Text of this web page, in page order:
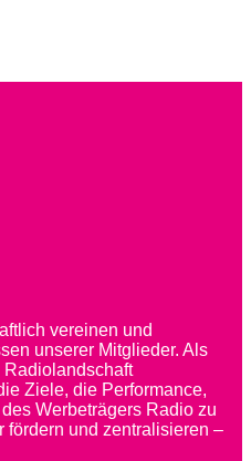
vereinen und
unserer Mitglieder. Als
Radiolandschaft
Ziele, die Performance,
Werbeträgers Radio zu
fördern und zentralisieren –